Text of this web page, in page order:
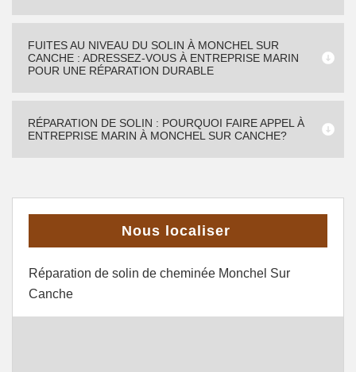
FUITES AU NIVEAU DU SOLIN À MONCHEL SUR
CANCHE : ADRESSEZ-VOUS À ENTREPRISE MARIN
POUR UNE RÉPARATION DURABLE
RÉPARATION DE SOLIN : POURQUOI FAIRE APPEL À
ENTREPRISE MARIN À MONCHEL SUR CANCHE?
Nous localiser
Réparation de solin de cheminée Monchel Sur
Canche